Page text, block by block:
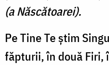
(a Născătoarei).
Pe Tine Te ştim
făpturii, în două Firi,